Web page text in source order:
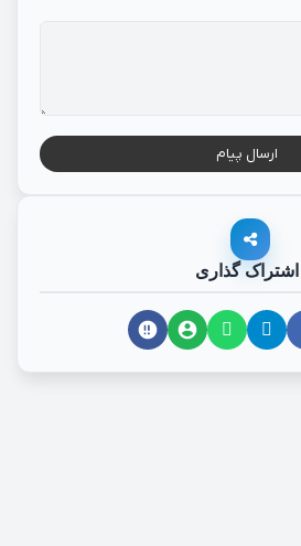
ارسال پیام
اشتراک گذاری